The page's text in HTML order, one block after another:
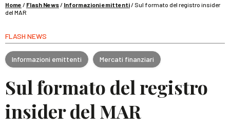
Home / Flash News/ Informazioni emittenti/ Sul formato del registro insider
del MAR
FLASH NEWS
Informazioni emittenti Mercati finanziari
Sul formato del registro
insider del MAR